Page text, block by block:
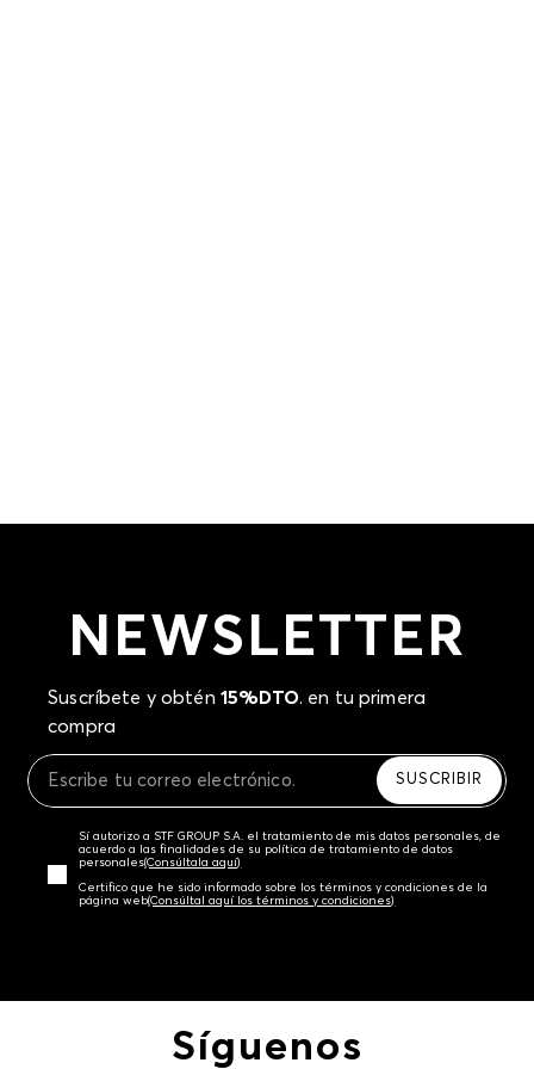
NEWSLETTER
Suscríbete y obtén 15%DTO. en tu primera
compra
SUSCRIBIR
Sí autorizo a STF GROUP S.A. el tratamiento de mis datos personales, de
acuerdo a las finalidades de su política de tratamiento de datos
personales‎(Consúltala aquí)
Certifico que he sido informado sobre los términos y condiciones de la
página web‎(Consúltal aquí los términos y condiciones)
Síguenos